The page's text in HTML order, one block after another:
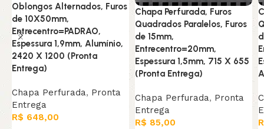
Oblongos Alternados, Furos
de 10X50mm,
Entrecentro=PADRAO,
Espessura 1,9mm, Alumínio,
2420 X 1200 (Pronta
Entrega)
Chapa Perfurada, Pronta
Entrega
R$ 648,00
Chapa Perfurada, Furos
Quadrados Paralelos, Furos
de 15mm,
Entrecentro=20mm,
Espessura 1,5mm, 715 X 655
(Pronta Entrega)
Chapa Perfurada, Pronta
Entrega
R$ 85,00